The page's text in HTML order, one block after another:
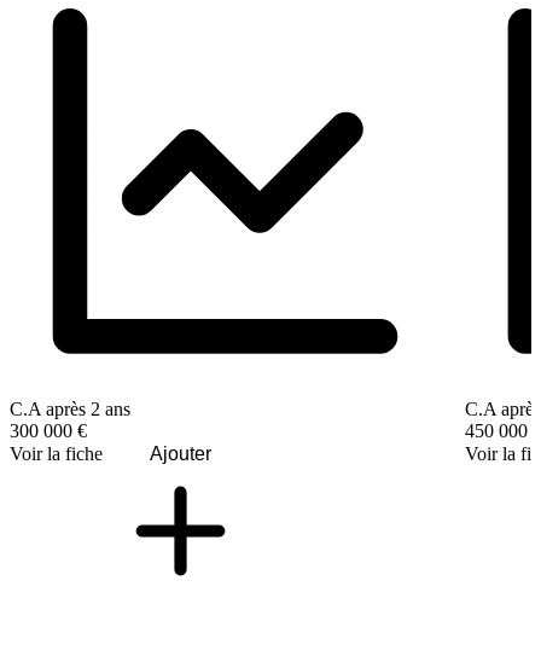
C.A après 2 ans
300 000 €
Voir la fiche
Ajouter
C.A
450 000 €
Voir la